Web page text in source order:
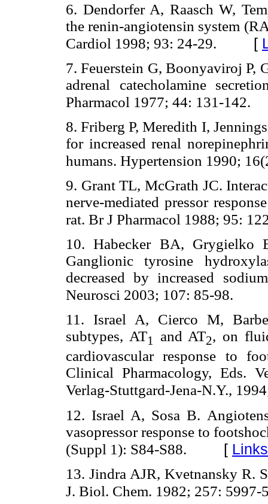
6. Dendorfer A, Raasch W,
the renin-angiotensin system
Cardiol 1998; 93: 24-29.
[
7. Feuerstein G, Boonyaviroj P,
adrenal catecholamine
Pharmacol 1977; 44: 131-142.
8. Friberg P, Meredith I,
for increased renal
humans. Hypertension 1990;
9. Grant TL, McGrath JC.
nerve-mediated pressor
rat. Br J Pharmacol 1988; 95:
10. Habecker BA, Grygielko
Ganglionic tyrosine
decreased by increased
Neurosci 2003; 107: 85-98.
11. Israel A, Cierco M,
subtypes, AT1 and AT2, on
cardiovascular response to
Clinical Pharmacology, Eds.
Verlag-Stuttgard-Jena-N.Y.,
12. Israel A, Sosa B.
vasopressor response to
(Suppl 1): S84-S88.
[ Links
13. Jindra AJR, Kvetnansky R.
J. Biol. Chem. 1982; 257: 5997-